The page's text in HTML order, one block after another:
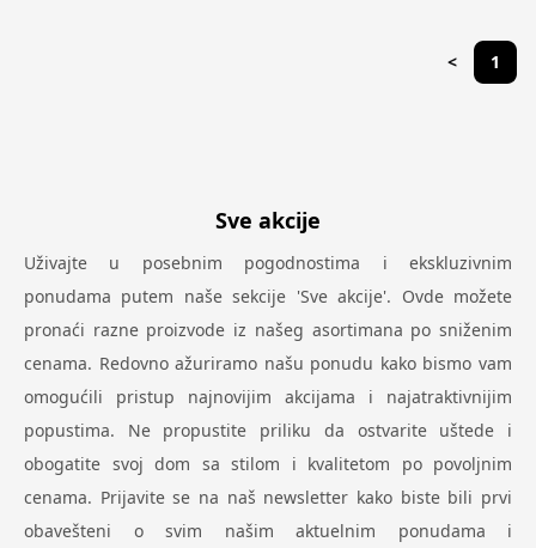
< 1
Sve akcije
Uživajte u posebnim pogodnostima i ekskluzivnim
ponudama putem naše sekcije 'Sve akcije'. Ovde možete
pronaći razne proizvode iz našeg asortimana po sniženim
cenama. Redovno ažuriramo našu ponudu kako bismo vam
omogućili pristup najnovijim akcijama i najatraktivnijim
popustima. Ne propustite priliku da ostvarite uštede i
obogatite svoj dom sa stilom i kvalitetom po povoljnim
cenama. Prijavite se na naš newsletter kako biste bili prvi
obavešteni o svim našim aktuelnim ponudama i